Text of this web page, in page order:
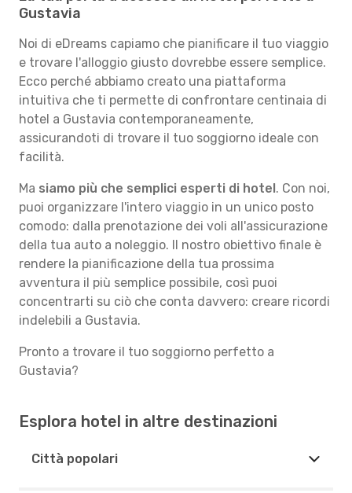
Gustavia
Noi di eDreams capiamo che pianificare il tuo viaggio
e trovare l'alloggio giusto dovrebbe essere semplice.
Ecco perché abbiamo creato una piattaforma
intuitiva che ti permette di confrontare centinaia di
hotel a Gustavia contemporaneamente,
assicurandoti di trovare il tuo soggiorno ideale con
facilità.
Ma siamo più che semplici esperti di hotel. Con noi,
puoi organizzare l'intero viaggio in un unico posto
comodo: dalla prenotazione dei voli all'assicurazione
della tua auto a noleggio. Il nostro obiettivo finale è
rendere la pianificazione della tua prossima
avventura il più semplice possibile, così puoi
concentrarti su ciò che conta davvero: creare ricordi
indelebili a Gustavia.
Pronto a trovare il tuo soggiorno perfetto a
Gustavia?
Esplora hotel in altre destinazioni
Città popolari